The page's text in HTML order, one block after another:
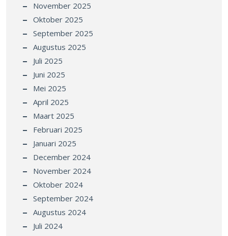
November 2025
Oktober 2025
September 2025
Augustus 2025
Juli 2025
Juni 2025
Mei 2025
April 2025
Maart 2025
Februari 2025
Januari 2025
December 2024
November 2024
Oktober 2024
September 2024
Augustus 2024
Juli 2024